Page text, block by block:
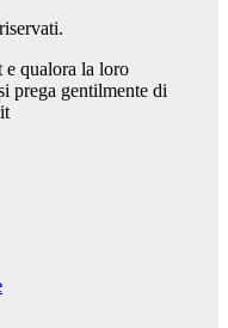
e qualora la loro
prega gentilmente di